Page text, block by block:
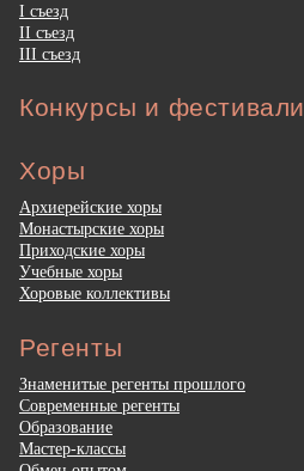
I съезд
II съезд
III съезд
Конкурсы и фестивали
Хоры
Архиерейские хоры
Монастырские хоры
Приходские хоры
Учебные хоры
Хоровые коллективы
Регенты
Знаменитые регенты прошлого
Современные регенты
Образование
Мастер-классы